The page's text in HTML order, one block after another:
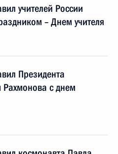
учителей России
– Днем учителя
Президента
с днем